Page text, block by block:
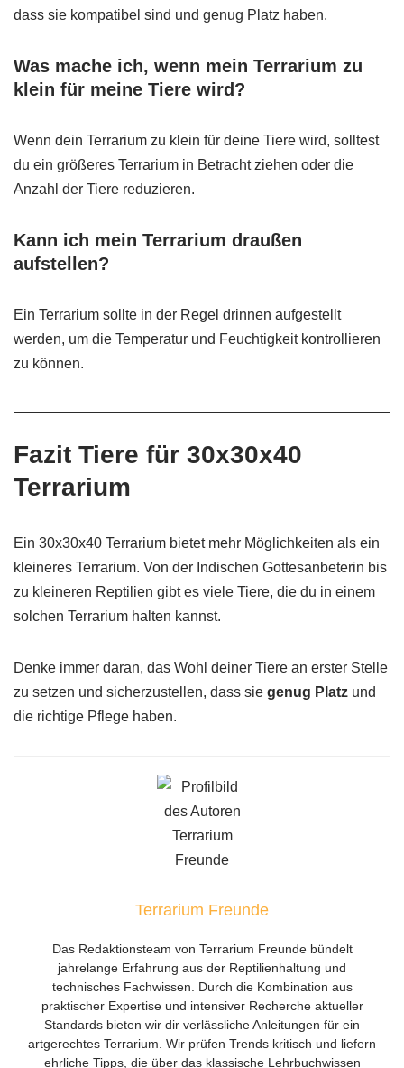
dass sie kompatibel sind und genug Platz haben.
Was mache ich, wenn mein Terrarium zu
klein für meine Tiere wird?
Wenn dein Terrarium zu klein für deine Tiere wird, solltest
du ein größeres Terrarium in Betracht ziehen oder die
Anzahl der Tiere reduzieren.
Kann ich mein Terrarium draußen
aufstellen?
Ein Terrarium sollte in der Regel drinnen aufgestellt
werden, um die Temperatur und Feuchtigkeit kontrollieren
zu können.
Fazit Tiere für 30x30x40
Terrarium
Ein 30x30x40 Terrarium bietet mehr Möglichkeiten als ein
kleineres Terrarium. Von der Indischen Gottesanbeterin bis
zu kleineren Reptilien gibt es viele Tiere, die du in einem
solchen Terrarium halten kannst.
Denke immer daran, das Wohl deiner Tiere an erster Stelle
zu setzen und sicherzustellen, dass sie genug Platz und
die richtige Pflege haben.
Terrarium Freunde
Das Redaktionsteam von Terrarium Freunde bündelt
jahrelange Erfahrung aus der Reptilienhaltung und
technisches Fachwissen. Durch die Kombination aus
praktischer Expertise und intensiver Recherche aktueller
Standards bieten wir dir verlässliche Anleitungen für ein
artgerechtes Terrarium. Wir prüfen Trends kritisch und liefern
ehrliche Tipps, die über das klassische Lehrbuchwissen